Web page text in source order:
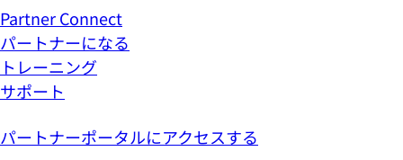
Partner Connect
パートナーになる
トレーニング
サポート
パートナーポータルにアクセスする